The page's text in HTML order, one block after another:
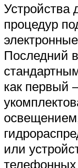
Устройства
процедур
Последний
как первый
или
телефонных